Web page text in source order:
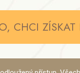
CHCI ZÍSKAT